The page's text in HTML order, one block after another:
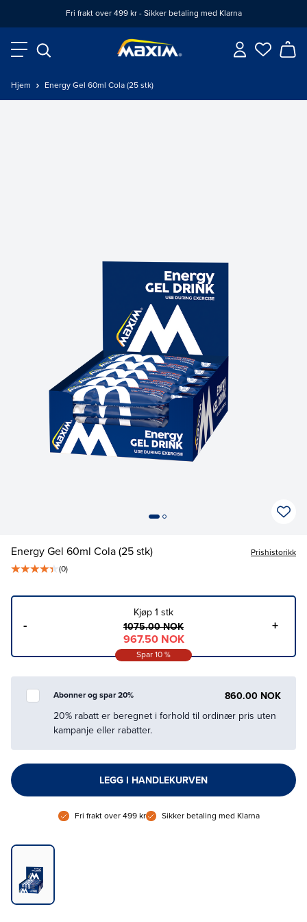
Fri frakt over 499 kr - Sikker betaling med Klarna
Hjem Energy Gel 60ml Cola (25 stk)
Energy Gel 60ml Cola (25 stk)
Prishistorikk
(0)
Kjøp 1 stk
- 1075.00 NOK
967.50 NOK
+
Spar 10 %
Abonner og spar 20%
860.00 NOK
20% rabatt er beregnet i forhold til ordinær pris uten
kampanje eller rabatter.
LEGG I HANDLEKURVEN
Fri frakt over 499 kr Sikker betaling med Klarna